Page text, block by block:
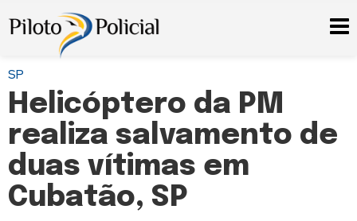
SP
Helicóptero da PM
realiza salvamento de
duas vítimas em
Cubatão, SP